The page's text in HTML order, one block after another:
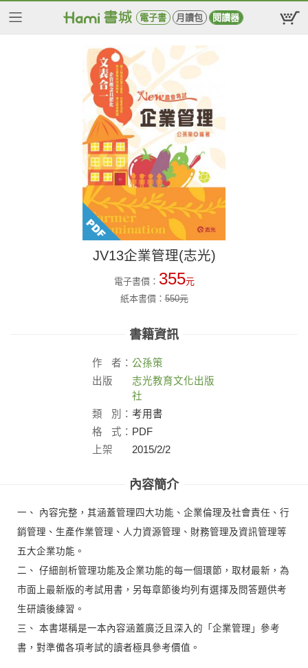
電子書 月讀包 閱讀器
JV13企業管理(志光)
電子書價： 355元
紙本書價：550元
書籍資訊
作 者： 公孫策
出版
志光教育文化出版
社
類
別： 考用書
格
式： PDF
上架
2015/2/2
內容簡介
一、 內容完整，其涵蓋管理四大功能、企業倫理及社會責任、行
銷管理、生產作業管理、人力資源管理、財務管理及資訊管理等
五大企業功能。
二、 仔細剖析管理功能及企業功能的每一個環節，取材最新，為
市面上最新版的考試用書，另每章節後均列有選擇及問答題供考
生研讀後練習。
三、 本書堪稱是一本內容涵蓋廣泛且深入的「企業管理」參考
書，對準備各項考試的讀者極具參考價值。